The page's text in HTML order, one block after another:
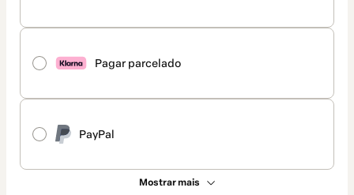
Pagar parcelado
PayPal
Mostrar mais